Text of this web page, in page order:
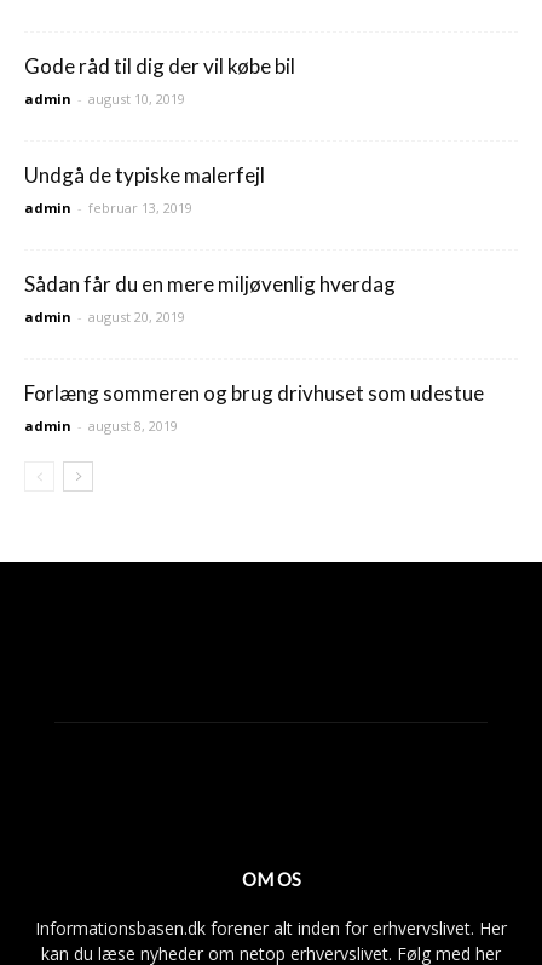
Gode råd til dig der vil købe bil
admin - august 10, 2019
Undgå de typiske malerfejl
admin - februar 13, 2019
Sådan får du en mere miljøvenlig hverdag
admin - august 20, 2019
Forlæng sommeren og brug drivhuset som udestue
admin - august 8, 2019
OM OS
Informationsbasen.dk forener alt inden for erhvervslivet. Her
kan du læse nyheder om netop erhvervslivet. Følg med her